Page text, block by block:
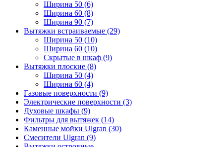
Ширина 50 (6)
Ширина 60 (8)
Ширина 90 (7)
Вытяжки встраиваемые (29)
Ширина 50 (10)
Ширина 60 (10)
Скрытые в шкаф (9)
Вытяжки плоские (8)
Ширина 50 (4)
Ширина 60 (4)
Газовые поверхности (9)
Электрические поверхности (3)
Духовые шкафы (9)
Фильтры для вытяжек (14)
Каменные мойки Ulgran (30)
Смесители Ulgran (9)